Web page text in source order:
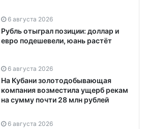
6 августа 2026
Рубль отыграл позиции: доллар и
евро подешевели, юань растёт
6 августа 2026
На Кубани золотодобывающая
компания возместила ущерб рекам
на сумму почти 28 млн рублей
6 августа 2026